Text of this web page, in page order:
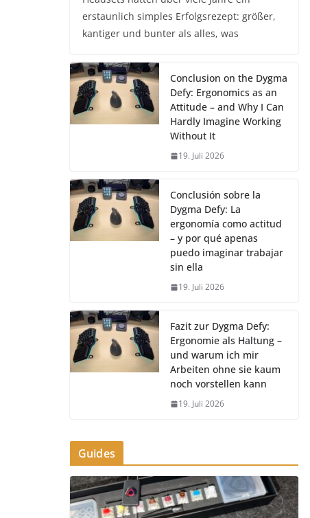
erstaunlich simples Erfolgsrezept: größer,
kantiger und bunter als alles, was
Conclusion on the Dygma
Defy: Ergonomics as an
Attitude – and Why I Can
Hardly Imagine Working
Without It
19. Juli 2026
Conclusión sobre la
Dygma Defy: La
ergonomía como actitud
– y por qué apenas
puedo imaginar trabajar
sin ella
19. Juli 2026
Fazit zur Dygma Defy:
Ergonomie als Haltung –
und warum ich mir
Arbeiten ohne sie kaum
noch vorstellen kann
19. Juli 2026
Guides